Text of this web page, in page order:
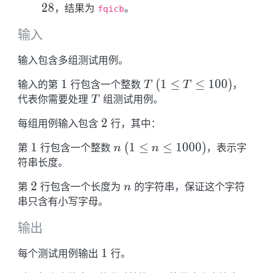
28 ，结果为 fqicb。
输入
输入包含多组测试用例。
输入的第 1
1 行包含一个整数 T \
(1
T
\leq
100)
T (1 ≤ T ≤ 100) ，
代表你需要处理 T
T 组测试用例。
每组用例输入包含 2
2 行，其中：
第 1
1 行包含一个整数 n \
1000)
n (1 ≤ n ≤ 1000) ，表示字
符串长度。
第 2
2 行包含一个长度为 n
n 的字符串，保证这个字符
串只含有小写字母。
输出
每个测试用例输出 1
1 行。